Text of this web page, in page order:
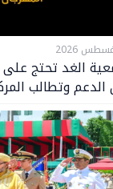
الغد تحتج على
وتطالب